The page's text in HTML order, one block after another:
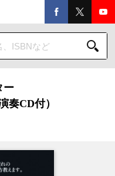
ー
奏CD付）